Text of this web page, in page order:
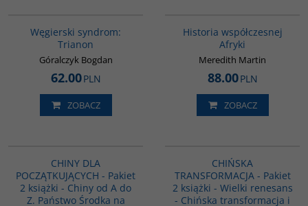
Węgierski syndrom:
Trianon
Góralczyk Bogdan
62.00PLN
ZOBACZ
Historia współczesnej
Afryki
Meredith Martin
88.00PLN
ZOBACZ
CHINY DLA
POCZĄTKUJĄCYCH - Pakiet
2 książki - Chiny od A do
Z. Państwo Środka na
CHIŃSKA
TRANSFORMACJA - Pakiet
2 książki - Wielki renesans
- Chińska transformacja i